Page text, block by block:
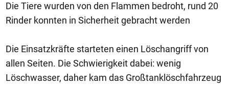
Die Tiere wurden von den Flammen bedroht, rund 20
Rinder konnten in Sicherheit gebracht werden
Die Einsatzkräfte starteten einen Löschangriff von
allen Seiten. Die Schwierigkeit dabei: wenig
Löschwasser, daher kam das Großtanklöschfahrzeug